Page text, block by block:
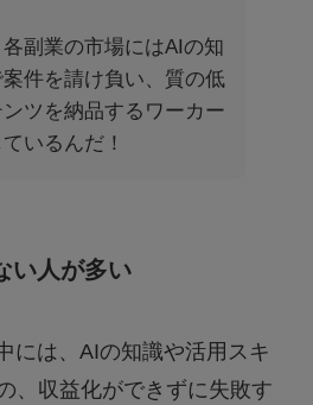
副業の市場にはAIの知
件を請け負い、質の低
ツを納品するワーカー
いるんだ！
い人が多い
には、AIの知識や活用スキ
、収益化ができずに失敗す